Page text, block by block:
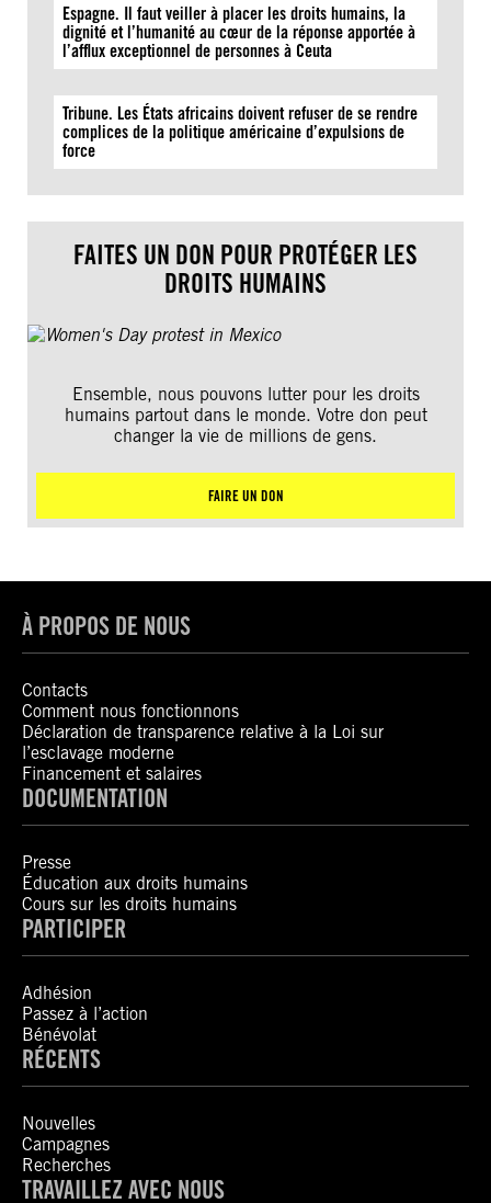
Espagne. Il faut veiller à placer les droits humains, la
dignité et l’humanité au cœur de la réponse apportée à
l’afflux exceptionnel de personnes à Ceuta
Tribune. Les États africains doivent refuser de se rendre
complices de la politique américaine d’expulsions de
force
FAITES UN DON POUR PROTÉGER LES
DROITS HUMAINS
Ensemble, nous pouvons lutter pour les droits
humains partout dans le monde. Votre don peut
changer la vie de millions de gens.
FAIRE UN DON
À PROPOS DE NOUS
Contacts
Comment nous fonctionnons
Déclaration de transparence relative à la Loi sur
l’esclavage moderne
Financement et salaires
DOCUMENTATION
Presse
Éducation aux droits humains
Cours sur les droits humains
PARTICIPER
Adhésion
Passez à l’action
Bénévolat
RÉCENTS
Nouvelles
Campagnes
Recherches
TRAVAILLEZ AVEC NOUS